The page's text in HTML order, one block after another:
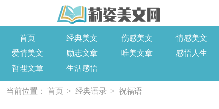
首页 经典美文 伤感美文
情感美文
爱情美文
励志文章 唯美文章
感悟人生
哲理文章
生活感悟
当前位置： 首页 > 经典语录 > 祝福语